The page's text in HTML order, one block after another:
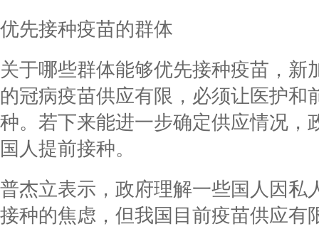
优先接种疫苗的群体
关于哪些群体能够优先接种疫苗，新
的冠病疫苗供应有限，必须让医护和
种。若下来能进一步确定供应情况，
国人提前接种。
普杰立表示，政府理解一些国人因私
接种的焦虑，但我国目前疫苗供应有